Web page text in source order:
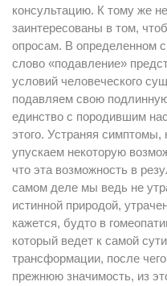
консультацию. К тому же
заинтересованы в том,
опросам. В определенном
слово «подавление»
условий человеческого
подавляем свою
единство с породившим
этого. Устраняя симптомы,
упускаем некоторую
что эта возможность в
самом деле мы ведь не
истинной природой,
кажется, будто в
который ведет к самой
трансформации, после
прежнюю значимость, из